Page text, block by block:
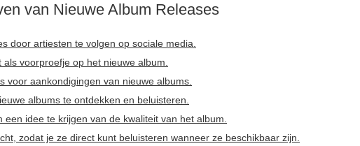
van Nieuwe Album Releases
door artiesten te volgen op sociale media.
voorproefje op het nieuwe album.
voor aankondigingen van nieuwe albums.
albums te ontdekken en beluisteren.
idee te krijgen van de kwaliteit van het album.
zodat je ze direct kunt beluisteren wanneer ze beschikbaar zijn.